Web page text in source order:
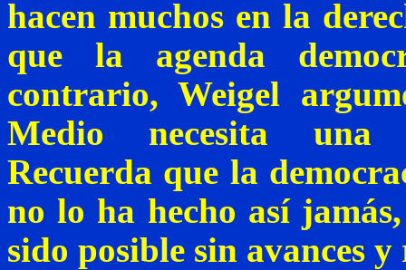
hacen muchos en la
que la agenda
contrario,Weigel
Medio necesita una
Recuerda que la
no lo ha hecho así
sido posible sin avances y